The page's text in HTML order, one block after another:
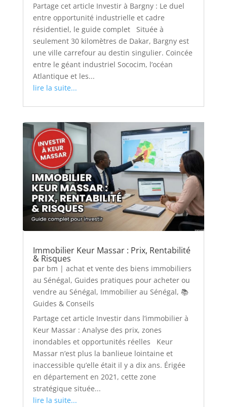
Partage cet article Investir à Bargny : Le duel
entre opportunité industrielle et cadre
résidentiel, le guide complet Située à
seulement 30 kilomètres de Dakar, Bargny est
une ville carrefour au destin singulier. Coincée
entre le géant industriel Sococim, l’océan
Atlantique et les...
lire la suite...
Immobilier Keur Massar : Prix, Rentabilité
& Risques
par bm | achat et vente des biens immobiliers
au Sénégal, Guides pratiques pour acheter ou
vendre au Sénégal, Immobilier au Sénégal, 📚
Guides & Conseils
Partage cet article Investir dans l’immobilier à
Keur Massar : Analyse des prix, zones
inondables et opportunités réelles Keur
Massar n’est plus la banlieue lointaine et
inaccessible qu’elle était il y a dix ans. Érigée
en département en 2021, cette zone
stratégique située...
lire la suite...